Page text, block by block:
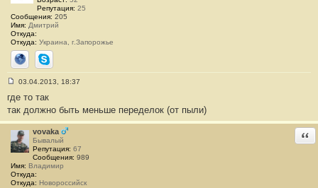
Репутация: 25
Сообщения: 205
Имя: Дмитрий
Откуда:
Откуда: Украина, г.Запорожье
СайтSkype
о
о
б
щ
е
н
и
#
3
8
03.04.2013, 18:37
где то так
так должно быть меньше переделок (от пыли)
vovaka
Бывалый
Репутация: 67
Сообщения: 989
Имя: Владимир
Откуда:
Откуда: Новороссийск